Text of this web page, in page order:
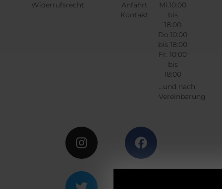
Widerrufsrecht
Anfahrt
Kontakt
Mi.10:00
bis
18:00
Do.10:00
bis 18:00
Fr. 10:00
bis
18:00
...und nach
Vereinbarung